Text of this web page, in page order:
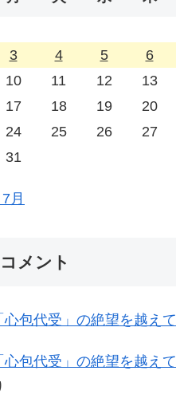
3
4 5 6
10
11 12 13
17
18 19 20
24
25 26 27
31
月
コメント
心包代受」の絶望を越えて
心包代受」の絶望を越えて